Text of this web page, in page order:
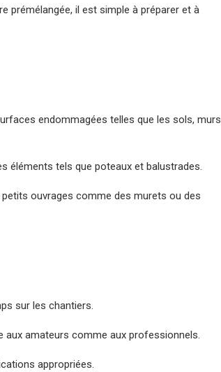
prémélangée, il est simple à préparer et à
endommagées telles que les sols, murs
éléments tels que poteaux et balustrades.
ouvrages comme des murets ou des
sur les chantiers.
aux amateurs comme aux professionnels.
appropriées.